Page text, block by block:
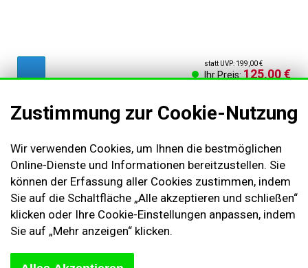
statt UVP: 199,00 €
Ihr Preis: 125,00 €
AGB & Kundeninformationen
Impressum
Cookies Einstellungen
Kontakt
Widerruf des Vertrags
Zustimmung zur Cookie-Nutzung
Wir verwenden Cookies, um Ihnen die bestmöglichen
Online-Dienste und Informationen bereitzustellen. Sie
können der Erfassung aller Cookies zustimmen, indem
Sie auf die Schaltfläche „Alle akzeptieren und schließen“
klicken oder Ihre Cookie-Einstellungen anpassen, indem
Sie auf „Mehr anzeigen“ klicken.